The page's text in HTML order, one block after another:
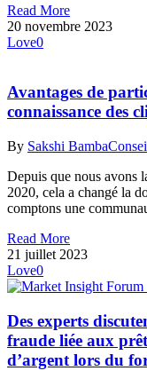
Read More
20 novembre 2023
Love0
Avantages de
connaissance des
By Sakshi Bamba
Depuis que nous avons
2020, cela a changé la
comptons une
Read More
21 juillet 2023
Love0
Des experts
fraude liée aux
d’argent lors du